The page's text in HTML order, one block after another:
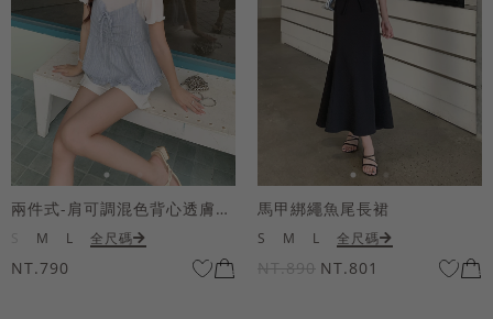
兩件式-肩可調混色背心透膚上衣套組
M L 全尺碼
NT.790
馬甲綁繩魚尾長裙
S M L 全尺碼
NT.890 NT.801